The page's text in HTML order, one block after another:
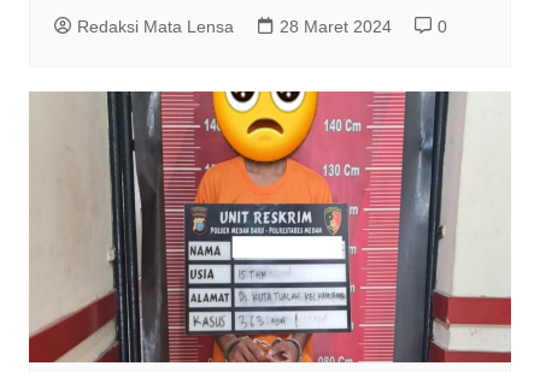
Redaksi Mata Lensa 28 Maret 2024 0